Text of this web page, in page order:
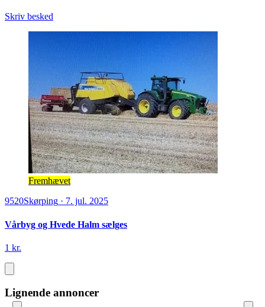
Skriv besked
Fremhævet
9520Skørping · 7. jul. 2025
Vårbyg og Hvede Halm sælges
1 kr.
Lignende annoncer